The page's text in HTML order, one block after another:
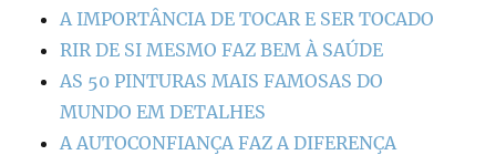
A IMPORTÂNCIA DE TOCAR E SER TOCADO
RIR DE SI MESMO FAZ BEM À SAÚDE
AS 50 PINTURAS MAIS FAMOSAS DO
MUNDO EM DETALHES
A AUTOCONFIANÇA FAZ A DIFERENÇA